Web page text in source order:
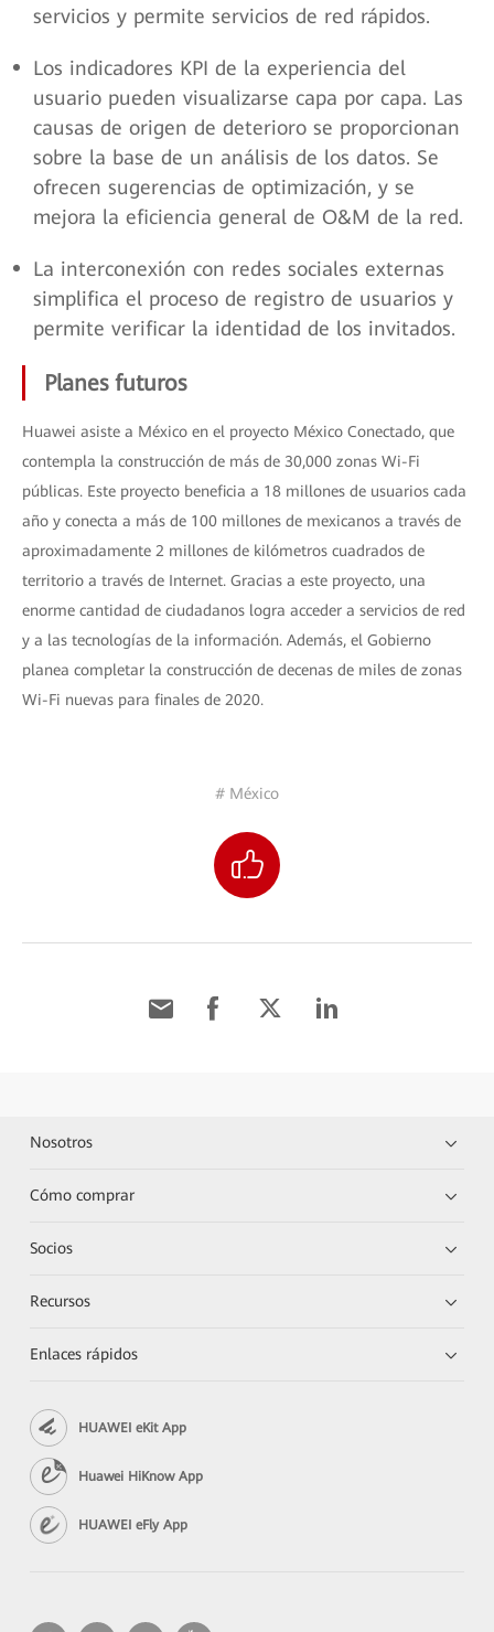
servicios y permite servicios de red rápidos.
Los indicadores KPI de la experiencia del
usuario pueden visualizarse capa por capa. Las
causas de origen de deterioro se proporcionan
sobre la base de un análisis de los datos. Se
ofrecen sugerencias de optimización, y se
mejora la eficiencia general de O&M de la red.
La interconexión con redes sociales externas
simplifica el proceso de registro de usuarios y
permite verificar la identidad de los invitados.
Planes futuros
Huawei asiste a México en el proyecto México Conectado, que
contempla la construcción de más de 30,000 zonas Wi-Fi
públicas. Este proyecto beneficia a 18 millones de usuarios cada
año y conecta a más de 100 millones de mexicanos a través de
aproximadamente 2 millones de kilómetros cuadrados de
territorio a través de Internet. Gracias a este proyecto, una
enorme cantidad de ciudadanos logra acceder a servicios de red
y a las tecnologías de la información. Además, el Gobierno
planea completar la construcción de decenas de miles de zonas
Wi-Fi nuevas para finales de 2020.
# México
Nosotros
Cómo comprar
Socios
Recursos
Enlaces rápidos
HUAWEI eKit App
Huawei HiKnow App
HUAWEI eFly App